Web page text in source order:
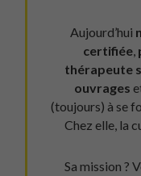
Aujourd’hui
certifiée,
thérapeute
ouvrages
(toujours) à se
Chez elle, la
Sa mission ?